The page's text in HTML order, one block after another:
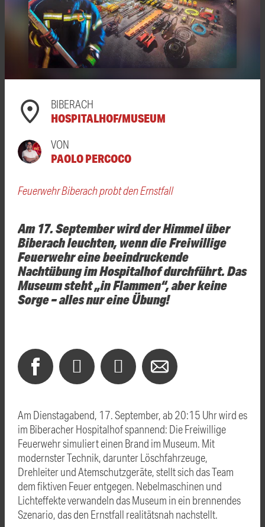
BIBERACH
HOSPITALHOF/MUSEUM
VON
PAOLO PERCOCO
Feuerwehr Biberach probt den Ernstfall
Am 17. September wird der Himmel über
Biberach leuchten, wenn die Freiwillige
Feuerwehr eine beeindruckende
Nachtübung im Hospitalhof durchführt. Das
Museum steht „in Flammen“, aber keine
Sorge – alles nur eine Übung!
Am Dienstagabend, 17. September, ab 20:15 Uhr wird es
im Biberacher Hospitalhof spannend: Die Freiwillige
Feuerwehr simuliert einen Brand im Museum. Mit
modernster Technik, darunter Löschfahrzeuge,
Drehleiter und Atemschutzgeräte, stellt sich das Team
dem fiktiven Feuer entgegen. Nebelmaschinen und
Lichteffekte verwandeln das Museum in ein brennendes
Szenario, das den Ernstfall realitätsnah nachstellt.